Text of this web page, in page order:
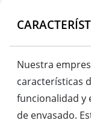
Nuestra
características
funcionalidad y
de envasado.